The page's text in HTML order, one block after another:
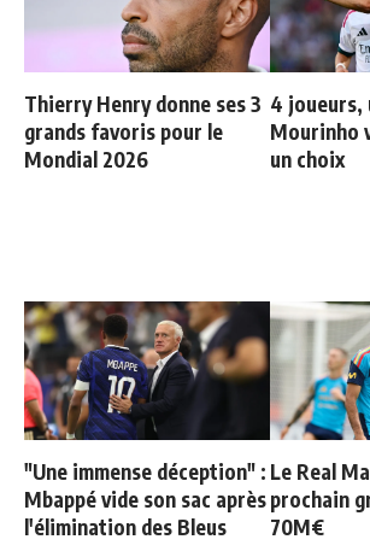
Thierry Henry donne ses 3
grands favoris pour le
Mondial 2026
4 joueurs,
Mourinho
un choix
"Une immense déception" :
Mbappé vide son sac après
l'élimination des Bleus
Le Real
prochain
70M€